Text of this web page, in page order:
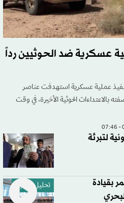
عسكرية ضد الحوثيين رداً
تنفيذ عملية عسكرية استهدفت عناصر
بالاعتداءات الحوثية الأخيرة، في وقت
لتبرئة
تحليل إخباري
بقيادة